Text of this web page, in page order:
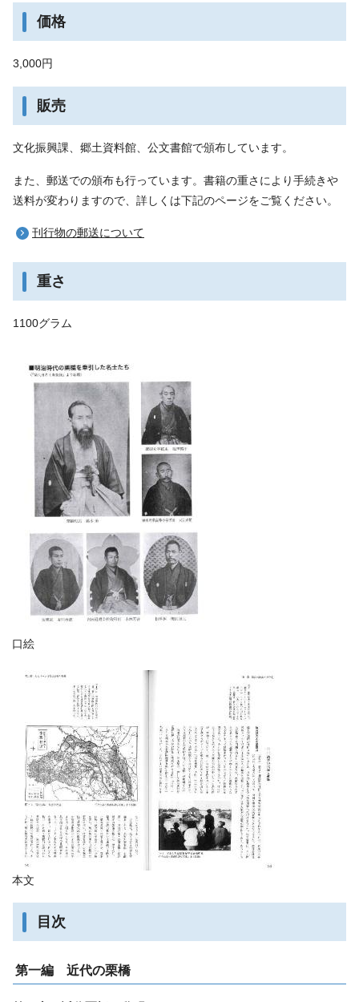
価格
3,000円
販売
文化振興課、郷土資料館、公文書館で頒布しています。
また、郵送での頒布も行っています。書籍の重さにより手続きや
送料が変わりますので、詳しくは下記のページをご覧ください。
刊行物の郵送について
重さ
1100グラム
口絵
本文
目次
第一編 近代の栗橋